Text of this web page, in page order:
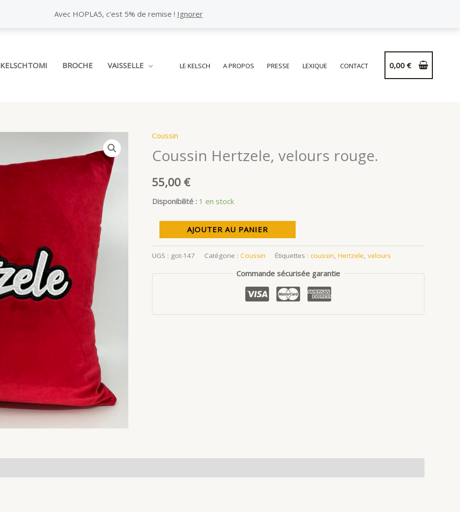
Avec HOPLA5, c'est 5% de remise ! Ignorer
KELSCHTOMI BROCHE VAISSELLE LE KELSCH A PROPOS PRESSE LEXIQUE CONTACT 0,00 €
Coussin
Coussin Hertzele, velours rouge.
55,00 €
Disponibilité : 1 en stock
de
Coussin
AJOUTER AU PANIER
UGS : got-147 Catégorie : Coussin Étiquettes : coussin Hertzele velours
Commande sécurisée garantie